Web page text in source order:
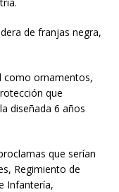
de franjas negra,
como ornamentos,
que
diseñada 6 años
que serían
Regimiento de
Infantería,